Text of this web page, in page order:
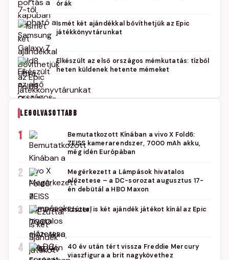
órák
Ismét két ajándékkal bővíthetjük az Epic
játékkönyvtárunkat
Elkészült az első országos mémkutatás: tízből
heten küldenek hetente mémeket
LEGOLVASOTTABB
1
Bemutatkozott Kínában a vivo X Fold6:
ZEISS kamerarendszer, 7000 mAh akku,
még idén Európában
2
Megérkezett a Lámpások hivatalos
előzetese – a DC-sorozat augusztus 17-
én debütál a HBO Maxon
3 Ezúttal is két ajándék játékot kínál az Epic
4
40 év után tért vissza Freddie Mercury
viaszfigura a brit nagykövethez